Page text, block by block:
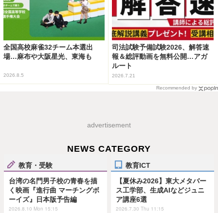
全国高校麻雀32チーム本選出
場…麻布や大阪星光、東海も
2026.8.5
司法試験予備試験2026、解答速
報＆総評動画を無料公開…アガ
ルート
2026.7.21
Recommended by
advertisement
NEWS CATEGORY
教育・受験
台湾の名門男子校の青春を描
く映画『進行曲 マーチングボ
ーイズ』日本版予告編
2026.8.10 Mon 15:15
教育ICT
【夏休み2026】東大メタバー
ス工学部、生成AIなどジュニ
ア講座6選
2026.7.30 Thu 11:15